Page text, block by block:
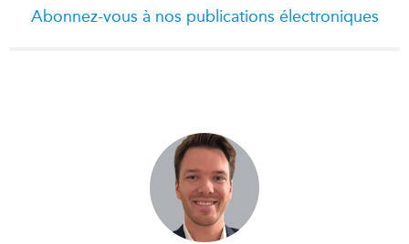
Abonnez-vous à nos publications électroniques